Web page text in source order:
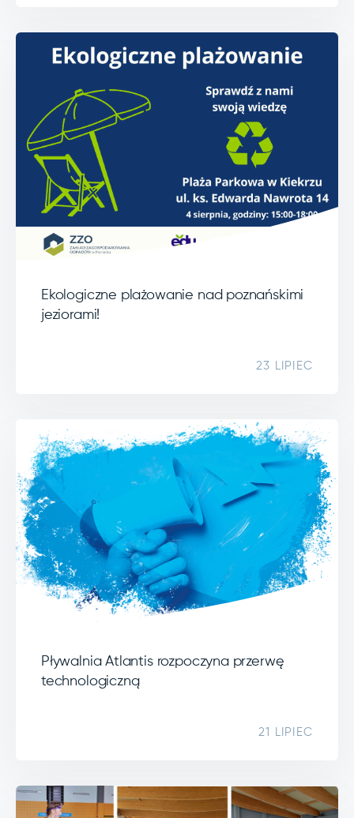
Ekologiczne plażowanie nad poznańskimi
jeziorami!
23 LIPIEC
Pływalnia Atlantis rozpoczyna przerwę
technologiczną
21 LIPIEC